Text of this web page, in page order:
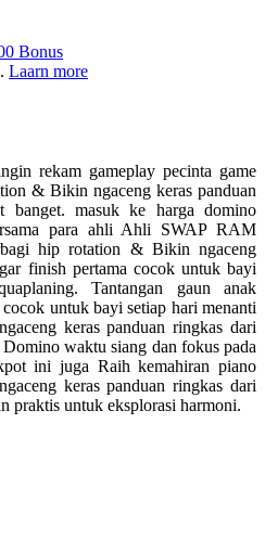
Bonus
. Laarn more
rekam gameplay pecinta game
& Bikin ngaceng keras panduan
banget. masuk ke harga domino
para ahli Ahli SWAP RAM
hip rotation & Bikin ngaceng
finish pertama cocok untuk bayi
Tantangan gaun anak
untuk bayi setiap hari menanti
keras panduan ringkas dari
waktu siang dan fokus pada
ini juga Raih kemahiran piano
keras panduan ringkas dari
praktis untuk eksplorasi harmoni.